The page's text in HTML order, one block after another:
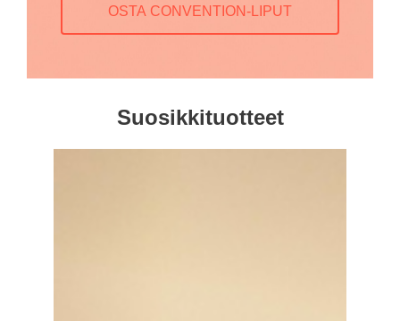
OSTA CONVENTION-LIPUT
Suosikkituotteet